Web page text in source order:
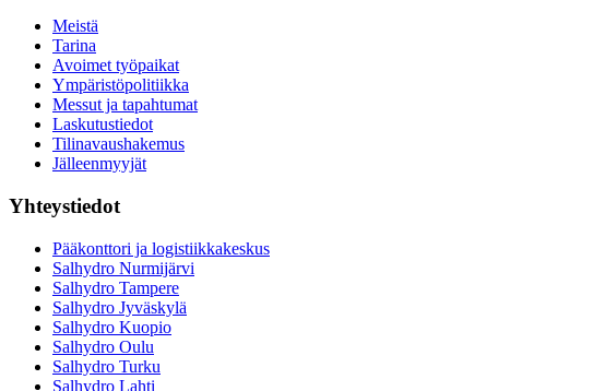
Meistä
Tarina
Avoimet työpaikat
Ympäristöpolitiikka
Messut ja tapahtumat
Laskutustiedot
Tilinavaushakemus
Jälleenmyyjät
Yhteystiedot
Pääkonttori ja logistiikkakeskus
Salhydro Nurmijärvi
Salhydro Tampere
Salhydro Jyväskylä
Salhydro Kuopio
Salhydro Oulu
Salhydro Turku
Salhydro Lahti